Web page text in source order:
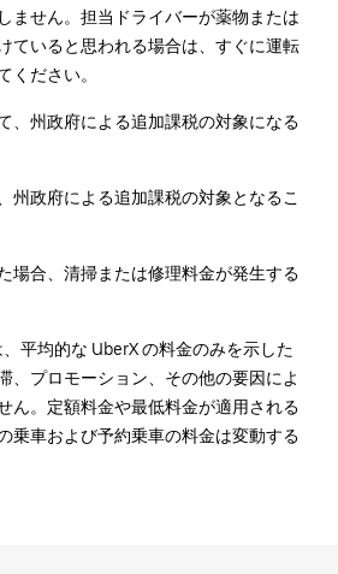
ません。担当ドライバーが薬物または
ていると思われる場合は、すぐに運転
ください。
、州政府による追加課税の対象になる
州政府による追加課税の対象となるこ
場合、清掃または修理料金が発生する
平均的な UberX の料金のみを示した
、プロモーション、その他の要因によ
ん。定額料金や最低料金が適用される
乗車および予約乗車の料金は変動する